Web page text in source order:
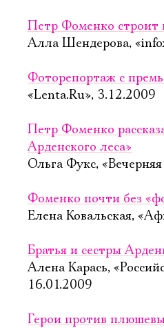
Петр Фоменко строит
Алла Шендерова,
Фоторепортаж с
«Lenta.Ru», 3.12.2009
Петр Фоменко
Арденского леса»
Ольга Фукс,
Фоменко почти без
Елена Ковальская,
Братья и сестры
Алена Карась,
16.01.2009
Герои против